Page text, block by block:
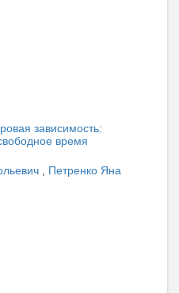
зависимость:
время
, Петренко Яна